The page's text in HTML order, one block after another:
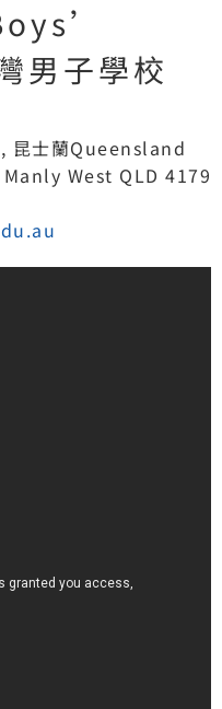
男子學校
昆士蘭Queensland
West QLD 4179